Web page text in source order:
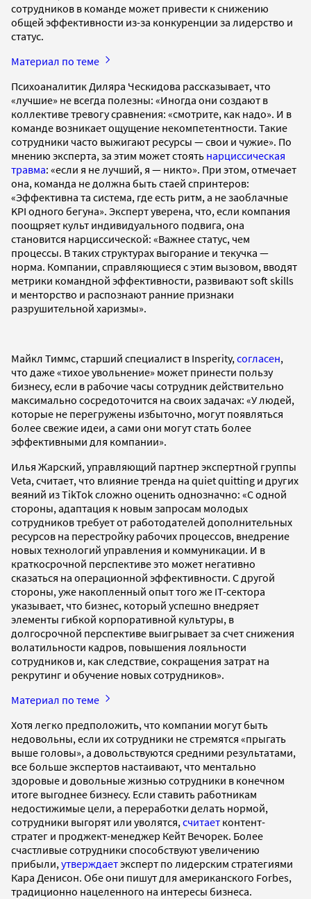
сотрудников в команде может привести к снижению
общей эффективности из-за конкуренции за лидерство и
статус.
Материал по теме
Психоаналитик Диляра Ческидова рассказывает, что
«лучшие» не всегда полезны: «Иногда они создают в
коллективе тревогу сравнения: «смотрите, как надо». И в
команде возникает ощущение некомпетентности. Такие
сотрудники часто выжигают ресурсы — свои и чужие». По
мнению эксперта, за этим может стоять нарциссическая
травма: «если я не лучший, я — никто». При этом, отмечает
она, команда не должна быть стаей спринтеров:
«Эффективна та система, где есть ритм, а не заоблачные
KPI одного бегуна». Эксперт уверена, что, если компания
поощряет культ индивидуального подвига, она
становится нарциссической: «Важнее статус, чем
процессы. В таких структурах выгорание и текучка —
норма. Компании, справляющиеся с этим вызовом, вводят
метрики командной эффективности, развивают soft skills
и менторство и распознают ранние признаки
разрушительной харизмы».
Майкл Тиммс, старший специалист в Insperity, согласен,
что даже «тихое увольнение» может принести пользу
бизнесу, если в рабочие часы сотрудник действительно
максимально сосредоточится на своих задачах: «У людей,
которые не перегружены избыточно, могут появляться
более свежие идеи, а сами они могут стать более
эффективными для компании».
Илья Жарский, управляющий партнер экспертной группы
Veta, считает, что влияние тренда на quiet quitting и других
веяний из TikTok сложно оценить однозначно: «С одной
стороны, адаптация к новым запросам молодых
сотрудников требует от работодателей дополнительных
ресурсов на перестройку рабочих процессов, внедрение
новых технологий управления и коммуникации. И в
краткосрочной перспективе это может негативно
сказаться на операционной эффективности. С другой
стороны, уже накопленный опыт того же IT-сектора
указывает, что бизнес, который успешно внедряет
элементы гибкой корпоративной культуры, в
долгосрочной перспективе выигрывает за счет снижения
волатильности кадров, повышения лояльности
сотрудников и, как следствие, сокращения затрат на
рекрутинг и обучение новых сотрудников».
Материал по теме
Хотя легко предположить, что компании могут быть
недовольны, если их сотрудники не стремятся «прыгать
выше головы», а довольствуются средними результатами,
все больше экспертов настаивают, что ментально
здоровые и довольные жизнью сотрудники в конечном
итоге выгоднее бизнесу. Если ставить работникам
недостижимые цели, а переработки делать нормой,
сотрудники выгорят или уволятся, считает контент-
стратег и проджект-менеджер Кейт Вечорек. Более
счастливые сотрудники способствуют увеличению
прибыли, утверждаетэксперт по лидерским стратегиями
Кара Денисон. Обе они пишут для американского Forbes,
традиционно нацеленного на интересы бизнеса.